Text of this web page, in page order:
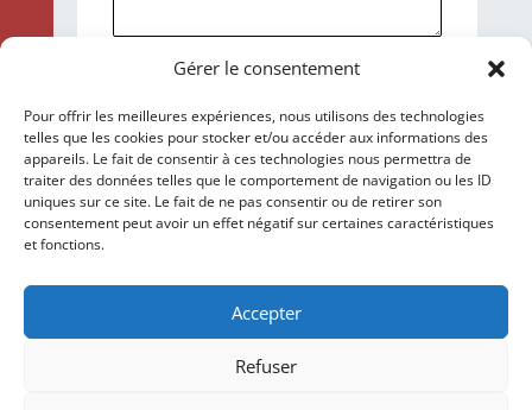
Gérer le consentement
Pour offrir les meilleures expériences, nous utilisons des technologies
telles que les cookies pour stocker et/ou accéder aux informations des
appareils. Le fait de consentir à ces technologies nous permettra de
traiter des données telles que le comportement de navigation ou les ID
uniques sur ce site. Le fait de ne pas consentir ou de retirer son
consentement peut avoir un effet négatif sur certaines caractéristiques
et fonctions.
Accepter
Refuser
J'accepte la politique de
données personnelles.
Envoyer